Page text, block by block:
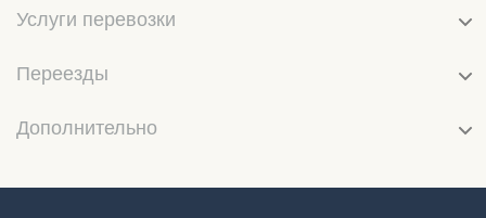
Услуги перевозки
Переезды
Дополнительно